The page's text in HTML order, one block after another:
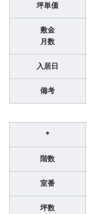
坪単価
敷金
月数
入居日
備考
＊
階数
室番
坪数